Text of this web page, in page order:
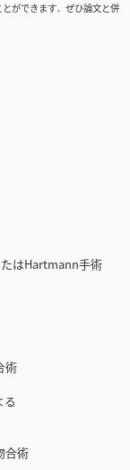
ができます．ぜひ論文と併
はHartmann手術
術
合術